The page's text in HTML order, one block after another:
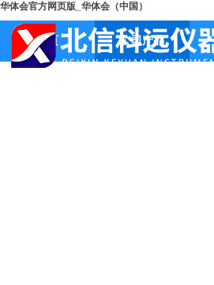
华体会官方网页版_华体会（中国）
首页 公司产品